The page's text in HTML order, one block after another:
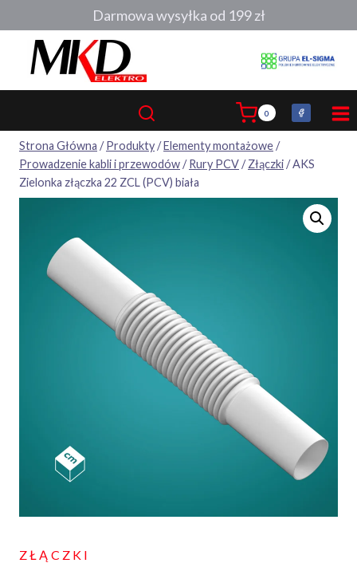
do
0
Strona Główna / Produkty/Elementy montażowe/
Prowadzenie kabli i przewodów/ Rury PCV/ Złączki/AKS
Zielonka złączka 22 ZCL (PCV) biała
ZŁĄCZKI
Darmowa wysyłka od 199 zł